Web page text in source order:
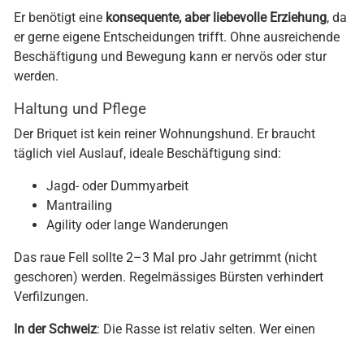
Er benötigt eine konsequente, aber liebevolle Erziehung, da
er gerne eigene Entscheidungen trifft. Ohne ausreichende
Beschäftigung und Bewegung kann er nervös oder stur
werden.
Haltung und Pflege
Der Briquet ist kein reiner Wohnungshund. Er braucht
täglich viel Auslauf, ideale Beschäftigung sind:
Jagd- oder Dummyarbeit
Mantrailing
Agility oder lange Wanderungen
Das raue Fell sollte 2–3 Mal pro Jahr getrimmt (nicht
geschoren) werden. Regelmässiges Bürsten verhindert
Verfilzungen.
In der Schweiz: Die Rasse ist relativ selten. Wer einen